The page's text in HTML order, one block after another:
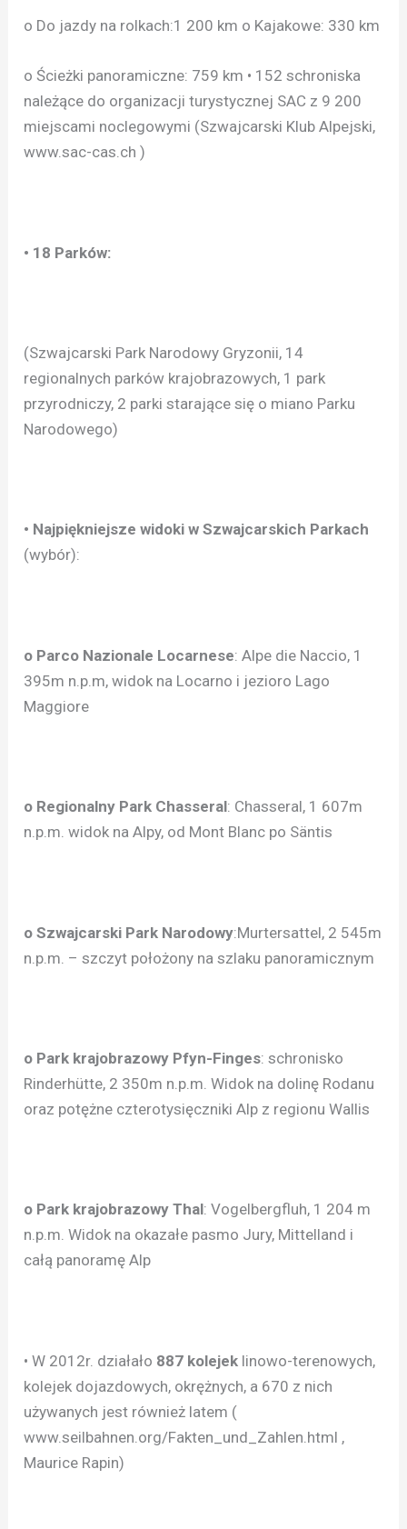
o Do jazdy na rolkach:1 200 km o Kajakowe: 330 km
o Ścieżki panoramiczne: 759 km • 152 schroniska
należące do organizacji turystycznej SAC z 9 200
miejscami noclegowymi (Szwajcarski Klub Alpejski,
www.sac-cas.ch )
• 18 Parków:
(Szwajcarski Park Narodowy Gryzonii, 14
regionalnych parków krajobrazowych, 1 park
przyrodniczy, 2 parki starające się o miano Parku
Narodowego)
• Najpiękniejsze widoki w Szwajcarskich Parkach
(wybór):
o Parco Nazionale Locarnese: Alpe die Naccio, 1
395m n.p.m, widok na Locarno i jezioro Lago
Maggiore
o Regionalny Park Chasseral: Chasseral, 1 607m
n.p.m. widok na Alpy, od Mont Blanc po Säntis
o Szwajcarski Park Narodowy:Murtersattel, 2 545m
n.p.m. – szczyt położony na szlaku panoramicznym
o Park krajobrazowy Pfyn-Finges: schronisko
Rinderhütte, 2 350m n.p.m. Widok na dolinę Rodanu
oraz potężne czterotysięczniki Alp z regionu Wallis
o Park krajobrazowy Thal: Vogelbergfluh, 1 204 m
n.p.m. Widok na okazałe pasmo Jury, Mittelland i
całą panoramę Alp
• W 2012r. działało 887 kolejek linowo-terenowych,
kolejek dojazdowych, okrężnych, a 670 z nich
używanych jest również latem (
www.seilbahnen.org/Fakten_und_Zahlen.html ,
Maurice Rapin)